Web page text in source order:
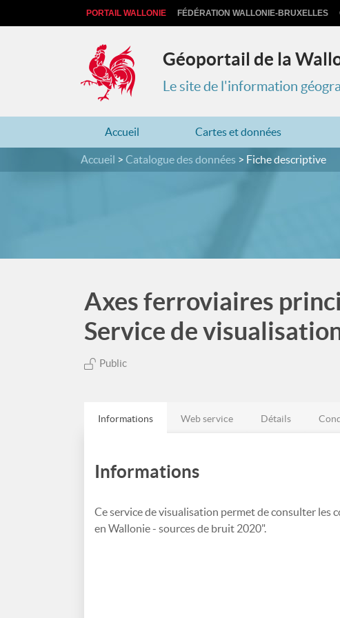
PORTAIL WALLONIE FÉDÉRATION WALLONIE-BRUXELLES
Géoportail de la
Le site de l'information
Accueil Cartes et données
Accueil Catalogue des données Fiche descriptive
Axes ferroviaires
Service de
Public
Informations Web service Détails
Informations
Ce service de visualisation permet de consulter les
en Wallonie - sources de bruit 2020".